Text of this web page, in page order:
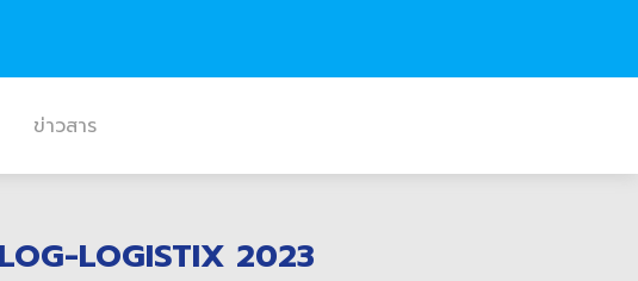
ข่าวสาร
LOGISTIX 2023